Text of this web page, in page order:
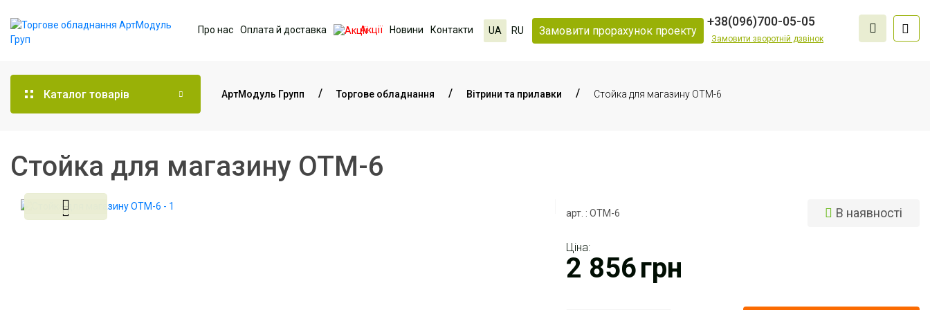
Про нас Оплата й доставка Акції Новини Контакти UA RU Замовити прорахунок проекту
+38(096)700-05-05
Замовити зворотній дзвінок
Меблі для офісу
Каталог товарів АртМодуль Групп Торгове обладнання Вітрини та прилавки Стойка для магазину ОТМ-6
Стойка для магазину ОТМ-6
арт. : ОТМ-6 В наявності
Ціна:
2 856грн